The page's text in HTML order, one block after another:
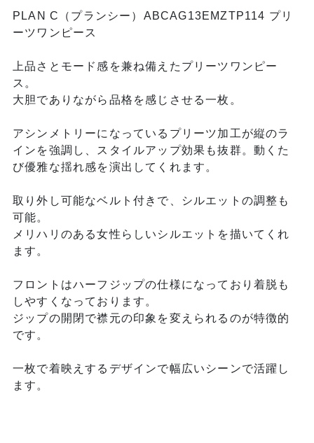
PLAN C（プランシー）ABCAG13EMZTP114 プリ
ーツワンピース
上品さとモード感を兼ね備えたプリーツワンピー
ス。
大胆でありながら品格を感じさせる一枚。
アシンメトリーになっているプリーツ加工が縦のラ
インを強調し、スタイルアップ効果も抜群。動くた
び優雅な揺れ感を演出してくれます。
取り外し可能なベルト付きで、シルエットの調整も
可能。
メリハリのある女性らしいシルエットを描いてくれ
ます。
フロントはハーフジップの仕様になっており着脱も
しやすくなっております。
ジップの開閉で襟元の印象を変えられるのが特徴的
です。
一枚で着映えするデザインで幅広いシーンで活躍し
ます。